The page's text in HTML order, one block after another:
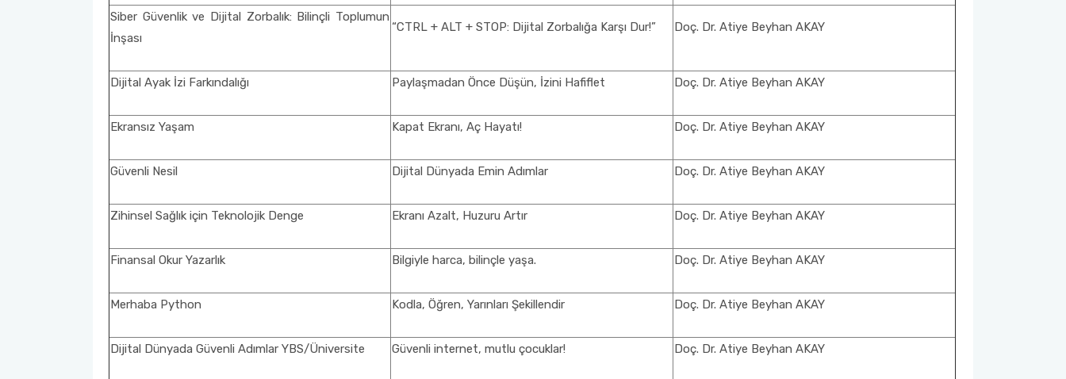
Siber Güvenlik ve Dijital Zorbalık: Bilinçli Toplumun
İnşası
“CTRL + ALT + STOP: Dijital Zorbalığa Karşı Dur!” Doç. Dr. Atiye Beyhan AKAY
Dijital Ayak İzi Farkındalığı Paylaşmadan Önce Düşün, İzini Hafiflet Doç. Dr. Atiye Beyhan AKAY
Ekransız Yaşam Kapat Ekranı, Aç Hayatı! Doç. Dr. Atiye Beyhan AKAY
Güvenli Nesil Dijital Dünyada Emin Adımlar Doç. Dr. Atiye Beyhan AKAY
Zihinsel Sağlık için Teknolojik Denge Ekranı Azalt, Huzuru Artır Doç. Dr. Atiye Beyhan AKAY
Finansal Okur Yazarlık Bilgiyle harca, bilinçle yaşa. Doç. Dr. Atiye Beyhan AKAY
Merhaba Python Kodla, Öğren, Yarınları Şekillendir Doç. Dr. Atiye Beyhan AKAY
Dijital Dünyada Güvenli Adımlar YBS/Üniversite Güvenli internet, mutlu çocuklar! Doç. Dr. Atiye Beyhan AKAY